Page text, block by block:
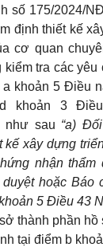
số 175/2024/
định thiết kế
cơ quan
kiểm tra các yêu
a khoản 5 Điều
khoản 3
như sau “a)
kế xây dựng
nhận thẩm
hoặc Báo
5 Điều 43
thành phần hồ
tại điểm b